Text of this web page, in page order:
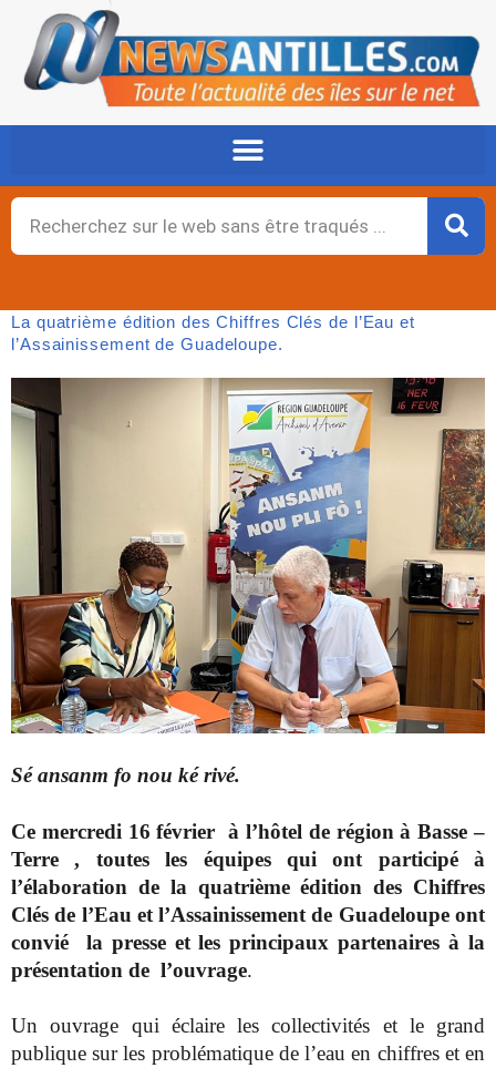
contenu
Rechercher
La quatrième édition des Chiffres Clés de l’Eau et
l’Assainissement de Guadeloupe.
Sé ansanm fo nou ké rivé.
Ce mercredi 16 février à l’hôtel de région à Basse –
Terre , toutes les équipes qui ont participé à
l’élaboration de la quatrième édition des Chiffres
Clés de l’Eau et l’Assainissement de Guadeloupe ont
convié la presse et les principaux partenaires à la
présentation de l’ouvrage.
Un ouvrage qui éclaire les collectivités et le grand
publique sur les problématique de l’eau en chiffres et en